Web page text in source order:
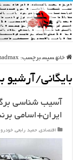
خانه سپس برچسب:
بایگانی/
آسیب شناسی
ایران+اسامی
اقتصادی, حمید رابعی, خودرو